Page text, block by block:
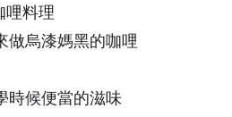
料理
做烏漆媽黑的咖哩
時候便當的滋味